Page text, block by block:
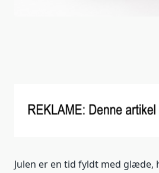
Julen er en tid fyldt med